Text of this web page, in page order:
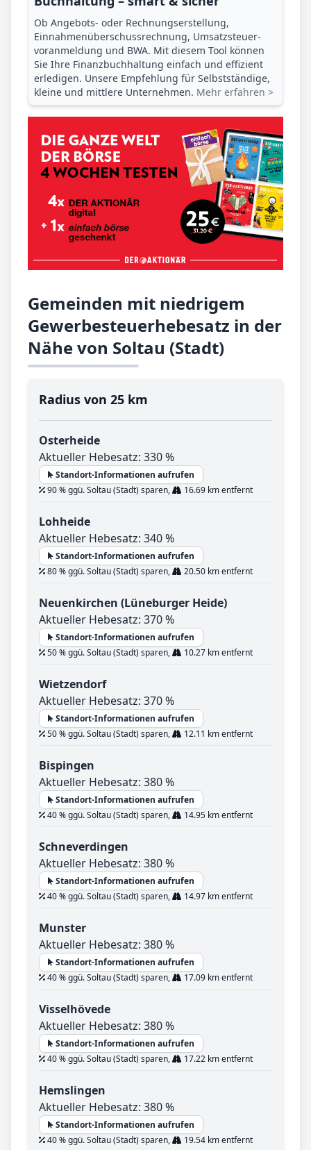
Ob Angebots- oder Rechnungserstellung,
Einnahmenüberschuss­rechnung, Umsatzsteuer­
voranmeldung und BWA. Mit diesem Tool können
Sie Ihre Finanz­buchhaltung einfach und effizient
erledigen. Unsere Empfehlung für Selbstständige,
kleine und mittlere Unternehmen. Mehr erfahren >
Gemeinden mit niedrigem
Gewerbesteuerhebesatz in der
Nähe von Soltau (Stadt)
Radius von 25 km
Osterheide
Aktueller Hebesatz: 330 %
Standort-Informationen aufrufen
90 % ggü. Soltau (Stadt) sparen,
16.69 km entfernt
Lohheide
Aktueller Hebesatz: 340 %
Standort-Informationen aufrufen
80 % ggü. Soltau (Stadt) sparen,
20.50 km entfernt
Neuenkirchen (Lüneburger Heide)
Aktueller Hebesatz: 370 %
Standort-Informationen aufrufen
50 % ggü. Soltau (Stadt) sparen,
10.27 km entfernt
Wietzendorf
Aktueller Hebesatz: 370 %
Standort-Informationen aufrufen
50 % ggü. Soltau (Stadt) sparen,
12.11 km entfernt
Bispingen
Aktueller Hebesatz: 380 %
Standort-Informationen aufrufen
40 % ggü. Soltau (Stadt) sparen,
14.95 km entfernt
Schneverdingen
Aktueller Hebesatz: 380 %
Standort-Informationen aufrufen
40 % ggü. Soltau (Stadt) sparen,
14.97 km entfernt
Munster
Aktueller Hebesatz: 380 %
Standort-Informationen aufrufen
40 % ggü. Soltau (Stadt) sparen,
17.09 km entfernt
Visselhövede
Aktueller Hebesatz: 380 %
Standort-Informationen aufrufen
40 % ggü. Soltau (Stadt) sparen,
17.22 km entfernt
Hemslingen
Aktueller Hebesatz: 380 %
Standort-Informationen aufrufen
40 % ggü. Soltau (Stadt) sparen,
19.54 km entfernt